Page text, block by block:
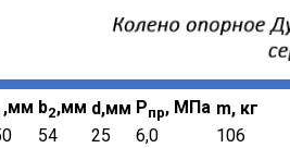
,мм b2,мм d,мм Рпр, МПа m, кг
54 25 6,0
106